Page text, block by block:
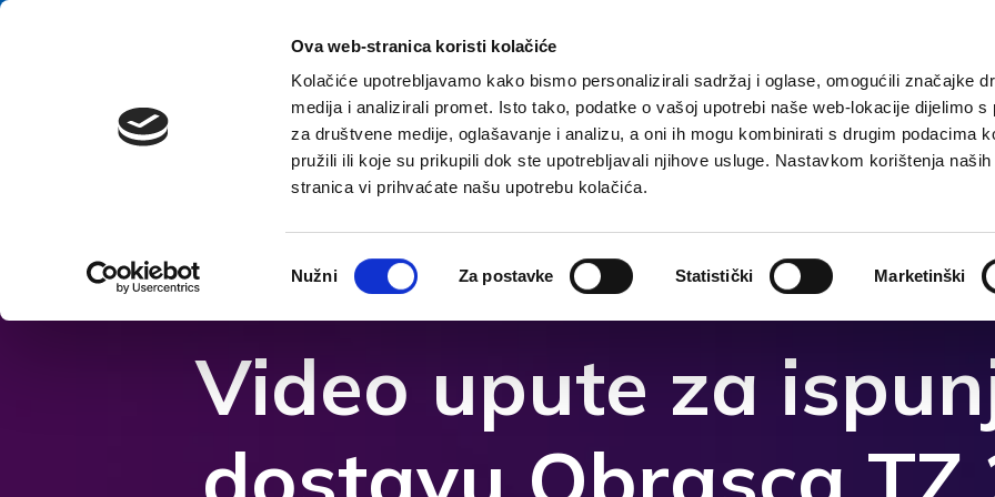
Ova web-stranica koristi kolačiće
Kolačiće upotrebljavamo kako bismo personalizirali sadržaj i oglase, omogućili značajke
medija i analizirali promet. Isto tako, podatke o vašoj upotrebi naše web-lokacije dijelimo s
za društvene medije, oglašavanje i analizu, a oni ih mogu kombinirati s drugim podacima
pružili ili koje su prikupili dok ste upotrebljavali njihove usluge. Nastavkom korištenja
stranica vi prihvaćate našu upotrebu kolačića.
pristanka
Nužni Za postavke Statistički Marketinški
Preskoči na sadržaj
Početna Destinacija Smještaj Što raditi?
Video upute za